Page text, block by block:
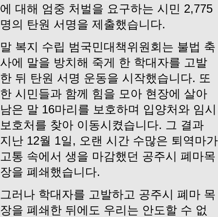
에 대해 엄중 처벌을 요구하는 시민 2,775
명의 탄원 서명을 제출했습니다.
말 복지 수립 범국민대책위원회는 불법 축
사에 말을 방치해 죽게 한 학대자를 고발
한 뒤 탄원 서명 운동을 시작했습니다. 또
한 시민들과 함께 힘을 모아 현장에 살아
남은 말 16마리를 보호하며 입양처와 임시
보호처를 찾아 이동시켰습니다. 그 결과
지난 12월 1일, 오랜 시간 수많은 퇴역마가
고통 속에서 생을 마감했던 공주시 폐마목
장을 폐쇄했습니다.
그러나 학대자를 고발하고 공주시 폐마 목
장을 폐쇄한 뒤에도 우리는 안도할 수 없